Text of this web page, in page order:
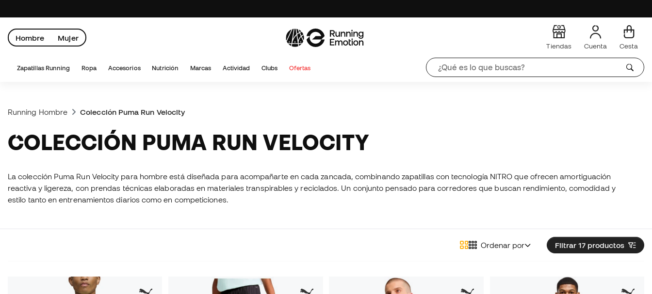
Hombre Mujer
Tiendas Cuenta Cesta
Zapatillas Running Ropa Accesorios Nutrición Marcas Actividad Clubs Ofertas
Running Hombre Colección Puma Run Velocity
COLECCIÓN PUMA RUN VELOCITY
La colección Puma Run Velocity para hombre está diseñada para acompañarte en cada zancada, combinando zapatillas con tecnología NITRO que ofrecen amortiguación
reactiva y ligereza, con prendas técnicas elaboradas en materiales transpirables y reciclados. Un conjunto pensado para corredores que buscan rendimiento, comodidad y
estilo tanto en entrenamientos diarios como en competiciones.
Filtrar 17 productos
Ordenar por